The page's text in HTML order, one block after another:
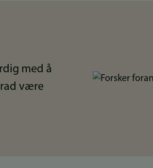
med å
være
Bilde